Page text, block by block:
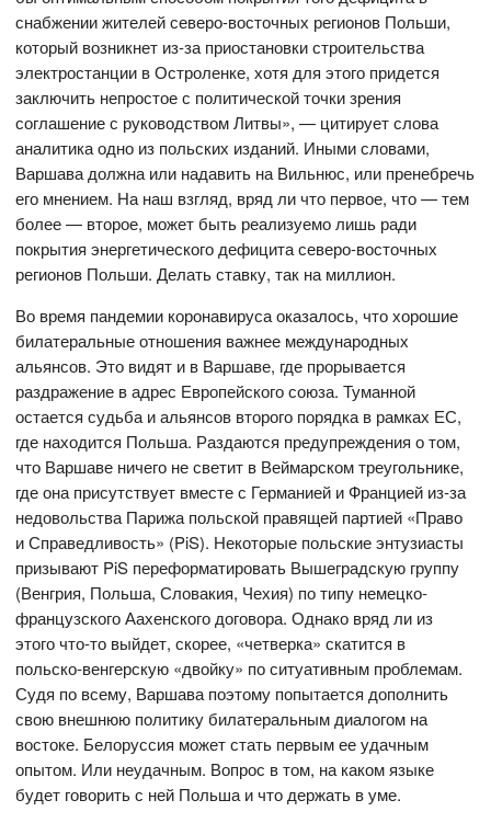
снабжении жителей северо-восточных регионов Польши,
который возникнет из-за приостановки строительства
электростанции в Остроленке, хотя для этого придется
заключить непростое с политической точки зрения
соглашение с руководством Литвы», — цитирует слова
аналитика одно из польских изданий. Иными словами,
Варшава должна или надавить на Вильнюс, или пренебречь
его мнением. На наш взгляд, вряд ли что первое, что — тем
более — второе, может быть реализуемо лишь ради
покрытия энергетического дефицита северо-восточных
регионов Польши. Делать ставку, так на миллион.
Во время пандемии коронавируса оказалось, что хорошие
билатеральные отношения важнее международных
альянсов. Это видят и в Варшаве, где прорывается
раздражение в адрес Европейского союза. Туманной
остается судьба и альянсов второго порядка в рамках ЕС,
где находится Польша. Раздаются предупреждения о том,
что Варшаве ничего не светит в Веймарском треугольнике,
где она присутствует вместе с Германией и Францией из-за
недовольства Парижа польской правящей партией «Право
и Справедливость» (PiS). Некоторые польские энтузиасты
призывают PiS переформатировать Вышеградскую группу
(Венгрия, Польша, Словакия, Чехия) по типу немецко-
французского Аахенского договора. Однако вряд ли из
этого что-то выйдет, скорее, «четверка» скатится в
польско-венгерскую «двойку» по ситуативным проблемам.
Судя по всему, Варшава поэтому попытается дополнить
свою внешнюю политику билатеральным диалогом на
востоке. Белоруссия может стать первым ее удачным
опытом. Или неудачным. Вопрос в том, на каком языке
будет говорить с ней Польша и что держать в уме.